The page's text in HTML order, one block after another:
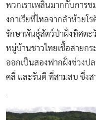
พวกเราเพลินมากกับการช
งกาเรียที่ไหลจากลำห้วยโ
รักษาพันธุ์สัตว์ป่าฝั่งทิศตะ
หมู่บ้านชาวไทยเชื้อสายกร
ออกเป็นสองฟากฝั่งช่วงป
คลี่ และรันตี ที่สามสบ ซึ่งส